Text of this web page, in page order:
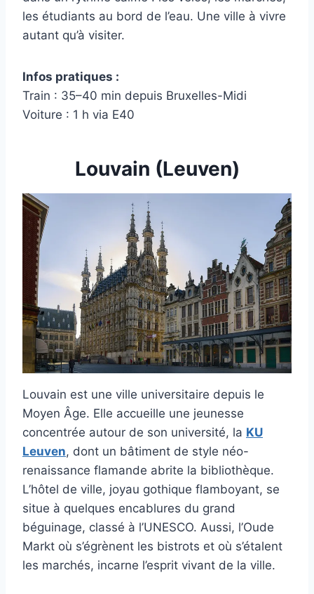
les étudiants au bord de l’eau. Une ville à vivre
autant qu’à visiter.
Infos pratiques :
Train : 35–40 min depuis Bruxelles-Midi
Voiture : 1 h via E40
Louvain (Leuven)
Louvain est une ville universitaire depuis le
Moyen Âge. Elle accueille une jeunesse
concentrée autour de son université, la KU
Leuven, dont un bâtiment de style néo-
renaissance flamande abrite la bibliothèque.
L’hôtel de ville, joyau gothique flamboyant, se
situe à quelques encablures du grand
béguinage, classé à l’UNESCO. Aussi, l’Oude
Markt où s’égrènent les bistrots et où s’étalent
les marchés, incarne l’esprit vivant de la ville.